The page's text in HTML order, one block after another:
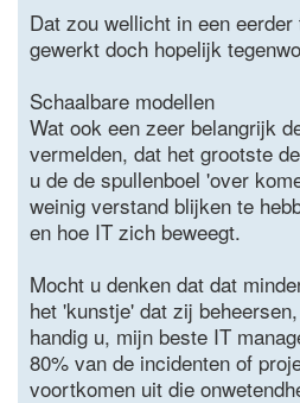
Dat zou wellicht in een
gewerkt doch hopelijk
Schaalbare modellen
Wat ook een zeer belangrijk
vermelden, dat het grootste
u de de spullenboel 'over
weinig verstand blijken te
en hoe IT zich beweegt.
Mocht u denken dat dat
het 'kunstje' dat zij
handig u, mijn beste IT
80% van de incidenten of
voortkomen uit die